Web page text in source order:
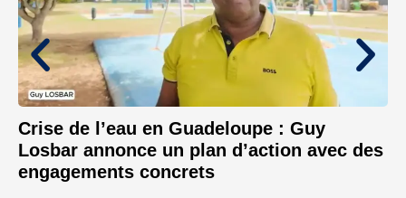
Crise de l’eau en Guadeloupe : Guy
Losbar annonce un plan d’action avec des
engagements concrets